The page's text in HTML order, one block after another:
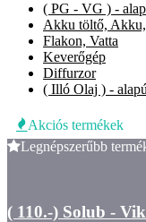
( PG - VG ) -
Akku töltő, Akku,
Flakon, Vatta
Keverőgép
Diffurzor
( Illó Olaj ) -
Akciós termékek
Legnépszerűbb
( 110.-) Solub -